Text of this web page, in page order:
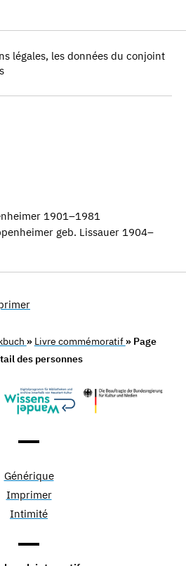
légales, les données du conjoint
1901–1981
geb. Lissauer 1904–
» Livre commémoratif » Page
des personnes
Générique
Imprimer
Intimité